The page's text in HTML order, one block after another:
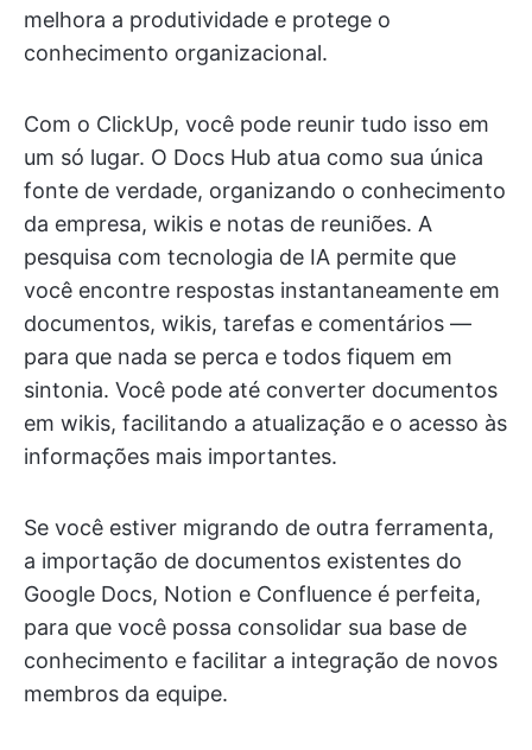
melhora a produtividade e protege o
conhecimento organizacional.
Com o ClickUp, você pode reunir tudo isso em
um só lugar. O Docs Hub atua como sua única
fonte de verdade, organizando o conhecimento
da empresa, wikis e notas de reuniões. A
pesquisa com tecnologia de IA permite que
você encontre respostas instantaneamente em
documentos, wikis, tarefas e comentários —
para que nada se perca e todos fiquem em
sintonia. Você pode até converter documentos
em wikis, facilitando a atualização e o acesso às
informações mais importantes.
Se você estiver migrando de outra ferramenta,
a importação de documentos existentes do
Google Docs, Notion e Confluence é perfeita,
para que você possa consolidar sua base de
conhecimento e facilitar a integração de novos
membros da equipe.